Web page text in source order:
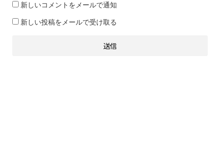
新しいコメントをメールで通知
新しい投稿をメールで受け取る